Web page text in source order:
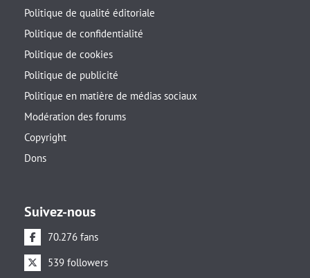
Politique de qualité éditoriale
Politique de confidentialité
Politique de cookies
Politique de publicité
Politique en matière de médias sociaux
Modération des forums
Copyright
Dons
Suivez-nous
70.276 fans
539 followers